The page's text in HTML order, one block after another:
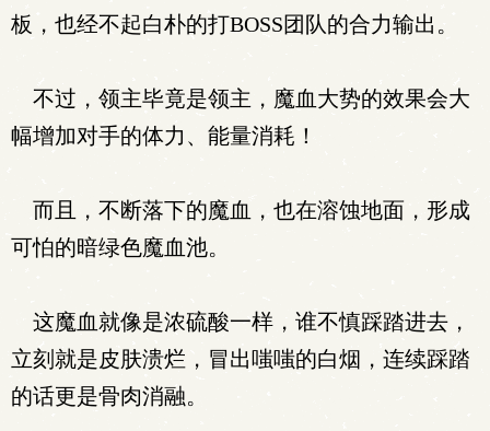
板，也经不起白朴的打BOSS团队的合力输出。
不过，领主毕竟是领主，魔血大势的效果会大
幅增加对手的体力、能量消耗！
而且，不断落下的魔血，也在溶蚀地面，形成
可怕的暗绿色魔血池。
这魔血就像是浓硫酸一样，谁不慎踩踏进去，
立刻就是皮肤溃烂，冒出嗤嗤的白烟，连续踩踏
的话更是骨肉消融。